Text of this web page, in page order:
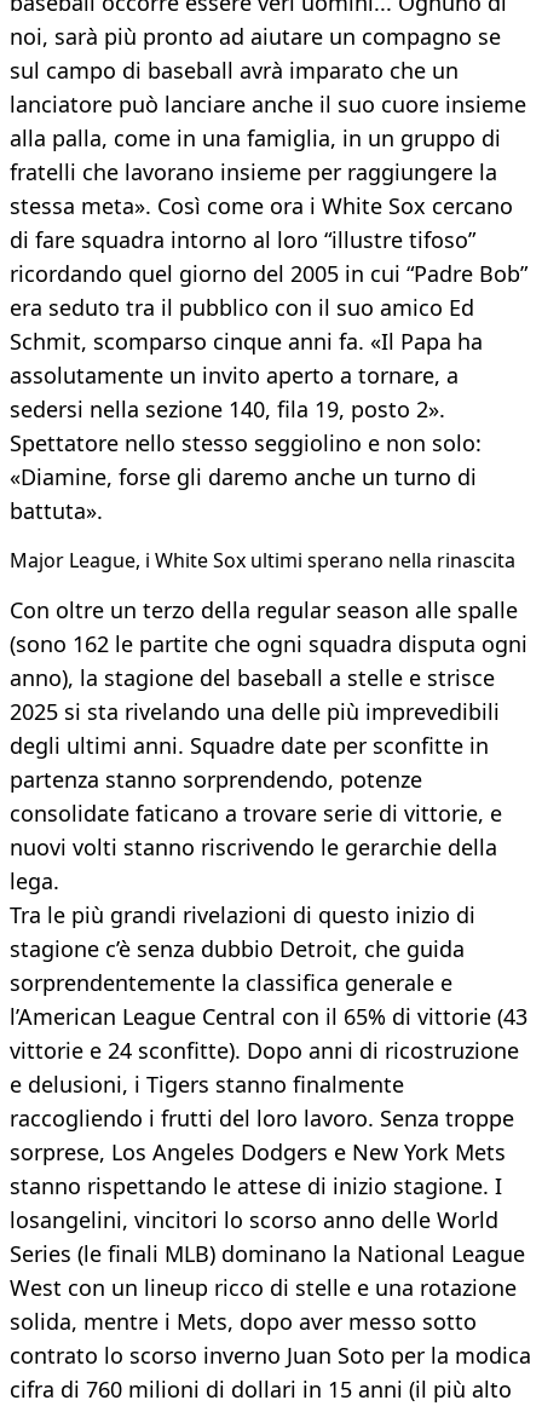
noi, sarà più pronto ad aiutare un compagno se
sul campo di baseball avrà imparato che un
lanciatore può lanciare anche il suo cuore insieme
alla palla, come in una famiglia, in un gruppo di
fratelli che lavorano insieme per raggiungere la
stessa meta». Così come ora i White Sox cercano
di fare squadra intorno al loro “illustre tifoso”
ricordando quel giorno del 2005 in cui “Padre Bob”
era seduto tra il pubblico con il suo amico Ed
Schmit, scomparso cinque anni fa. «Il Papa ha
assolutamente un invito aperto a tornare, a
sedersi nella sezione 140, fila 19, posto 2».
Spettatore nello stesso seggiolino e non solo:
«Diamine, forse gli daremo anche un turno di
battuta».
Major League, i White Sox ultimi sperano nella rinascita
Con oltre un terzo della regular season alle spalle
(sono 162 le partite che ogni squadra disputa ogni
anno), la stagione del baseball a stelle e strisce
2025 si sta rivelando una delle più imprevedibili
degli ultimi anni. Squadre date per sconfitte in
partenza stanno sorprendendo, potenze
consolidate faticano a trovare serie di vittorie, e
nuovi volti stanno riscrivendo le gerarchie della
lega.
Tra le più grandi rivelazioni di questo inizio di
stagione c’è senza dubbio Detroit, che guida
sorprendentemente la classifica generale e
l’American League Central con il 65% di vittorie (43
vittorie e 24 sconfitte). Dopo anni di ricostruzione
e delusioni, i Tigers stanno finalmente
raccogliendo i frutti del loro lavoro. Senza troppe
sorprese, Los Angeles Dodgers e New York Mets
stanno rispettando le attese di inizio stagione. I
losangelini, vincitori lo scorso anno delle World
Series (le finali MLB) dominano la National League
West con un lineup ricco di stelle e una rotazione
solida, mentre i Mets, dopo aver messo sotto
contrato lo scorso inverno Juan Soto per la modica
cifra di 760 milioni di dollari in 15 anni (il più alto